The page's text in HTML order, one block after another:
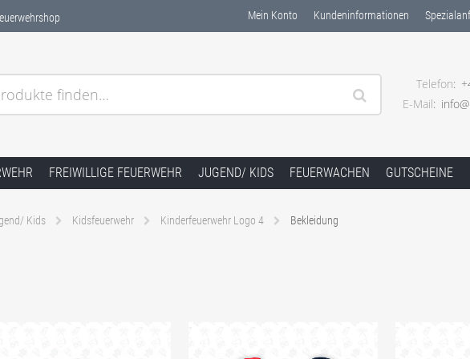
Mein Konto Kundeninformationen
Telefon
E-Mail
finden…
FREIWILLIGE FEUERWEHR JUGEND/ KIDS FEUERWACHEN GUTSCHEINE
Kids Kidsfeuerwehr Kinderfeuerwehr Logo 4 Bekleidung